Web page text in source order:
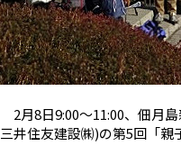
2月8日9:00～11:00、佃月
三井住友建設㈱)の第5回「親